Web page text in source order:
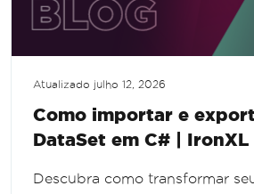
Atualizado julho 12, 2026
Como importar e
DataSet em C# | IronXL
Descubra como transformar